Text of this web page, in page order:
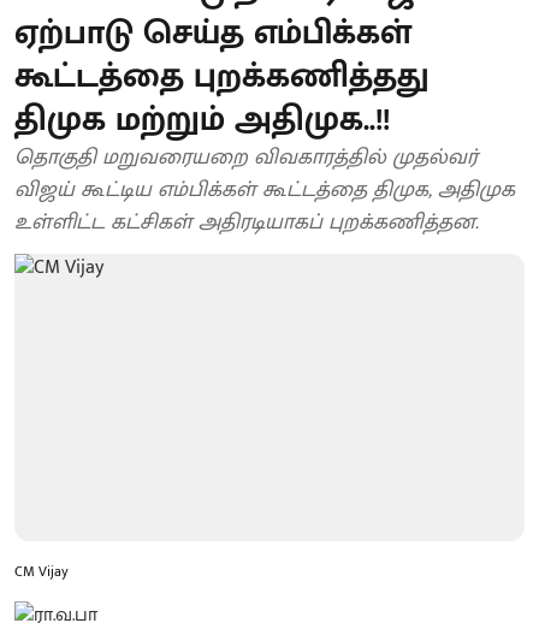
ஏற்பாடு செய்த எம்பிக்கள்
கூட்டத்தை புறக்கணித்தது
திமுக மற்றும் அதிமுக..!!
தொகுதி மறுவரையறை விவகாரத்தில் முதல்வர்
விஜய் கூட்டிய எம்பிக்கள் கூட்டத்தை திமுக, அதிமுக
உள்ளிட்ட கட்சிகள் அதிரடியாகப் புறக்கணித்தன.
CM Vijay